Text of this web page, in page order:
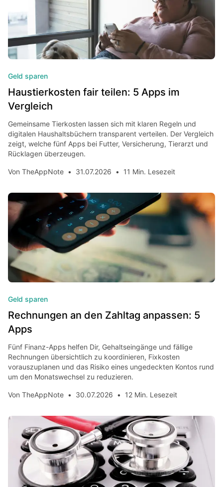
Geld sparen
Haustierkosten fair teilen: 5 Apps im
Vergleich
Gemeinsame Tierkosten lassen sich mit klaren Regeln und
digitalen Haushaltsbüchern transparent verteilen. Der Vergleich
zeigt, welche fünf Apps bei Futter, Versicherung, Tierarzt und
Rücklagen überzeugen.
Von TheAppNote • 31.07.2026 • 11 Min. Lesezeit
Geld sparen
Rechnungen an den Zahltag anpassen: 5
Apps
Fünf Finanz-Apps helfen Dir, Gehaltseingänge und fällige
Rechnungen übersichtlich zu koordinieren, Fixkosten
vorauszuplanen und das Risiko eines ungedeckten Kontos rund
um den Monatswechsel zu reduzieren.
Von TheAppNote • 30.07.2026 • 12 Min. Lesezeit